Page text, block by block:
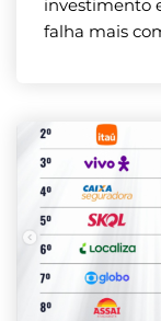
investimento
falha mais